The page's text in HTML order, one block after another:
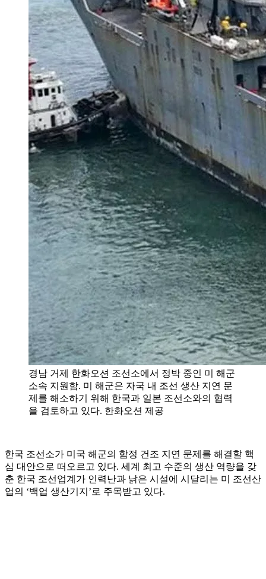
경남 거제 한화오션 조선소에서 정박 중인 미 해군
소속 지원함. 미 해군은 자국 내 조선 생산 지연 문
제를 해소하기 위해 한국과 일본 조선소와의 협력
을 검토하고 있다. 한화오션 제공
한국 조선소가 미국 해군의 함정 건조 지연 문제를 해결할 핵
심 대안으로 떠오르고 있다. 세계 최고 수준의 생산 역량을 갖
춘 한국 조선업계가 인력난과 낡은 시설에 시달리는 미 조선산
업의 ‘백업 생산기지’로 주목받고 있다.